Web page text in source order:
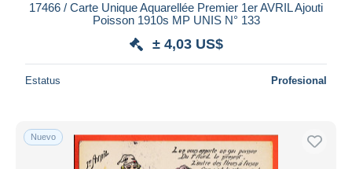
17466 / Carte Unique Aquarellée Premier 1er AVRIL Ajouti
Poisson 1910s MP UNIS N° 133
± 4,03 US$
Estatus Profesional
Nuevo